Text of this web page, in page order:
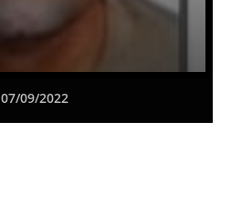
07/09/2022